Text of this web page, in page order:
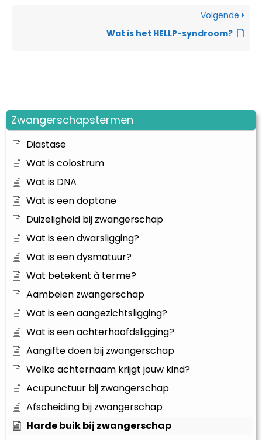
Zwangerschapstermen
Diastase
Wat is colostrum
Wat is DNA
Wat is een doptone
Duizeligheid bij zwangerschap
Wat is een dwarsligging?
Wat is een dysmatuur?
Wat betekent à terme?
Aambeien zwangerschap
Wat is een aangezichtsligging?
Wat is een achterhoofdsligging?
Aangifte doen bij zwangerschap
Welke achternaam krijgt jouw kind?
Acupunctuur bij zwangerschap
Afscheiding bij zwangerschap
Harde buik bij zwangerschap
Volgende
Wat is het HELLP-syndroom?